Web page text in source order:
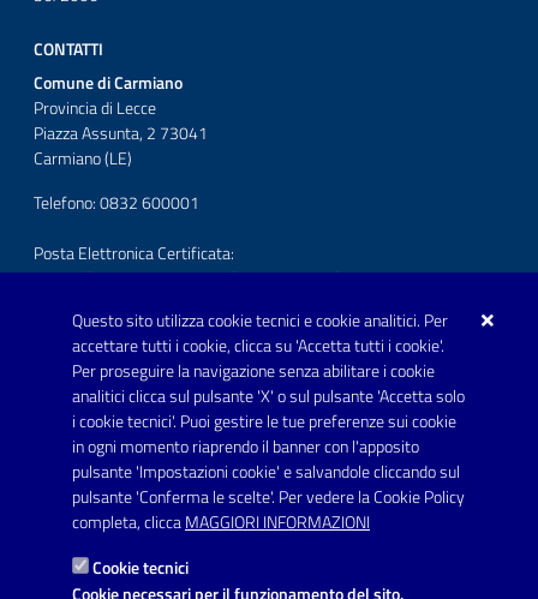
Questo sito utilizza cookie tecnici e cookie analitici. Per
accettare tutti i cookie, clicca su 'Accetta tutti i cookie'.
Per proseguire la navigazione senza abilitare i cookie
analitici clicca sul pulsante 'X' o sul pulsante 'Accetta solo
i cookie tecnici'. Puoi gestire le tue preferenze sui cookie
in ogni momento riaprendo il banner con l'apposito
pulsante 'Impostazioni cookie' e salvandole cliccando sul
pulsante 'Conferma le scelte'. Per vedere la Cookie Policy
completa, cliccaMAGGIORI INFORMAZIONI
Cookie tecnici
Cookie necessari per il funzionamento del sito.
CONTATTI
Comune di Carmiano
Provincia di Lecce
Piazza Assunta, 2 73041
Carmiano (LE)
Telefono: 0832 600001
Posta Elettronica Certificata:
protocollo.comunecarmiano@pec.rupar.puglia.it
URP - Ufficio Relazioni con il Pubblico
SEGUICI SU
Youtube
Link utili
Informativa privacy
Dichiarazione di accessibilità